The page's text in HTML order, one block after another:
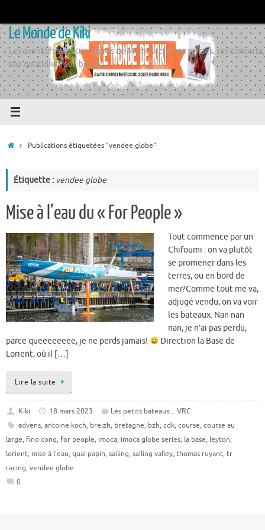
contenu
Le Monde de Kiki
Les aventures de Kiki auprès de Momiflette, ses sorties, ses concerts,
son quotidien, son boulot
AccueilPublications étiquetées "vendee globe"
Étiquette : vendee globe
Mise à l’eau du « For People »
Tout commence par un
Chifoumi : on va plutôt
se promener dans les
terres, ou en bord de
mer?Comme tout me va,
adjugé vendu, on va voir
les bateaux. Nan nan
nan, je n’ai pas perdu,
parce queeeeeeee, je ne perds jamais!
Direction la Base de
Lorient, où il […]
Lire la suite
Kiki 18 mars 2023
Les petits bateaux... VRC
advens, antoine koch, breizh, bretagne, bzh, cdk, course, course au
large, fino conq, for people, imoca, imoca globe series, la base, leyton,
lorient, mise à l'eau, quai papin, sailing, sailing valley, thomas ruyant, tr
racing, vendee globe
0